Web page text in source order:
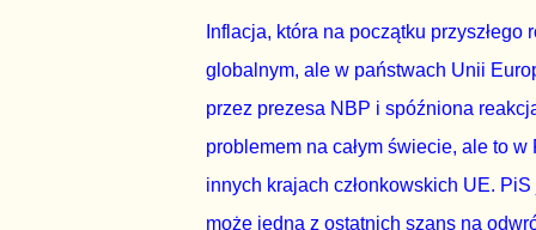
Inflacja, która na początku
globalnym, ale w państwach Unii
przez prezesa NBP i spóźniona
problemem na całym świecie, ale to
innych krajach członkowskich UE.
może jedna z ostatnich szans na